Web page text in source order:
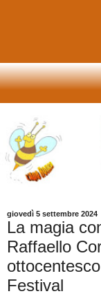
giovedì 5 settembre 2024
La magia
Raffaello
Festival